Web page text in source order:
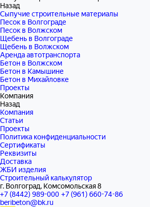
Назад
Сыпучие строительные материалы
Песок в Волгограде
Песок в Волжском
Щебень в Волгограде
Щебень в Волжском
Аренда автотранспорта
Бетон в Волжском
Бетон в Камышине
Бетон в Михайловке
Проекты
Компания
Назад
Компания
Статьи
Проекты
Политика конфиденциальности
Сертификаты
Реквизиты
Доставка
ЖБИ изделия
Строительный калькулятор
г. Волгоград, Комсомольская 8
+7 (8442) 989-000 +7 (961) 660-74-86
beribeton@bk.ru